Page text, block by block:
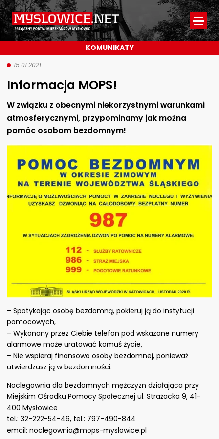
Myslowice.net
-
Przyjazny
portal
mieszkańców
Mysłowic
KOMUNIKATY
15.01.2021
Informacja MOPS!
W związku z obecnymi niekorzystnymi warunkami
atmosferycznymi, przypominamy jak można
pomóc osobom bezdomnym!
– Spotykając osobę bezdomną, pokieruj ją do instytucji
pomocowych,
– Wykonany przez Ciebie telefon pod wskazane numery
alarmowe może uratować komuś życie,
– Nie wspieraj finansowo osoby bezdomnej, ponieważ
utwierdzasz ją w bezdomności.
Noclegownia dla bezdomnych mężczyzn działająca przy
Miejskim Ośrodku Pomocy Społecznej ul. Strażacka 9, 41-
400 Mysłowice
tel.: 32-222-54-46, tel.: 797-490-844
email: noclegownia@mops-myslowice.pl